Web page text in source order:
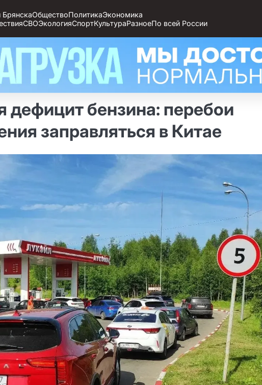
БрянскаОбществоПолитикаЭкономика
СВОЭкологияСпортКультураРазноеПо всей России
дефицит бензина: перебои
заправляться в Китае